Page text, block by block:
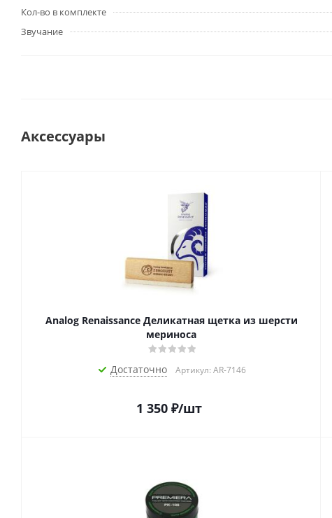
Кол-во в комплекте
Звучание
Аксессуары
Analog Renaissance Деликатная щетка из шерсти
мериноса
Достаточно Артикул: AR-7146
1 350₽/шт